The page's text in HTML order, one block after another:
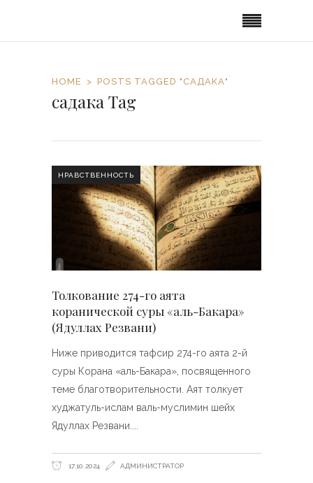
HOME POSTS TAGGED "САДАКА"
садака Tag
НРАВСТВЕННОСТЬ
Толкование 274-го аята
коранической суры «аль-Бакара»
(Ядуллах Резвани)
Ниже приводится тафсир 274-го аята 2-й
суры Корана «аль-Бакара», посвященного
теме благотворительности. Аят толкует
худжатуль-ислам валь-муслимин шейх
Ядуллах Резвани.
17.10.2024 АДМИНИСТРАТОР